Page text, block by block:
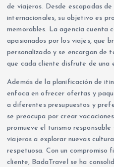
de viajeros. Desde escapadas
internacionales, su objetivo es
memorables. La agencia cuenta
apasionados por los viajes, que
personalizado y se encargan de
que cada cliente disfrute de una
Además de la planificación de
enfoca en ofrecer ofertas y
a diferentes presupuestos y
se preocupa por crear
promueve el turismo
viajeros a explorar nuevas
respetuosa. Con un compromiso
cliente, BadaTravel se ha